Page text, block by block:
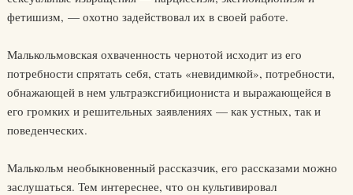
фетишизм, — охотно задействовал их в своей работе.
Малькольмовская охваченность чернотой исходит из его
потребности спрятать себя, стать «невидимкой», потребности,
обнажающей в нем ультраэксгибициониста и выражающейся в
его громких и решительных заявлениях — как устных, так и
поведенческих.
Малькольм необыкновенный рассказчик, его рассказами можно
заслушаться. Тем интереснее, что он культивировал